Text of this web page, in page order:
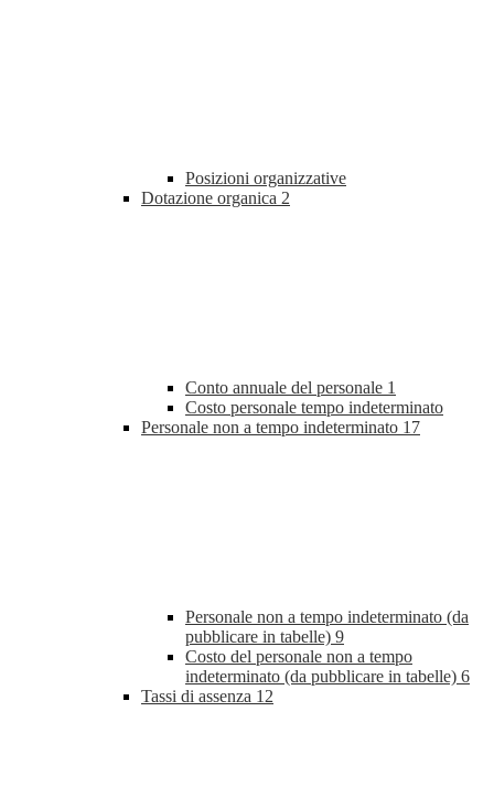
Posizioni organizzative
Dotazione organica 2
Conto annuale del personale 1
Costo personale tempo indeterminato
Personale non a tempo indeterminato 17
Personale non a tempo indeterminato (da
pubblicare in tabelle) 9
Costo del personale non a tempo
indeterminato (da pubblicare in tabelle) 6
Tassi di assenza 12